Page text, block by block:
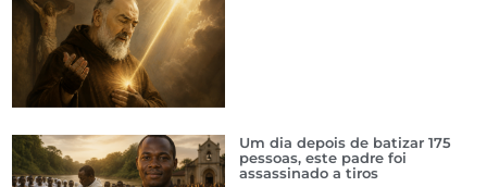
Um dia depois de batizar 175
pessoas, este padre foi
assassinado a tiros